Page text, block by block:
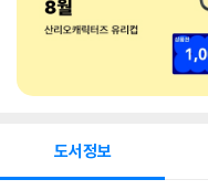
도서정보